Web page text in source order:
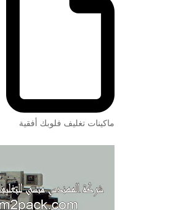
ماكينات تغليف فلوبك أفقية